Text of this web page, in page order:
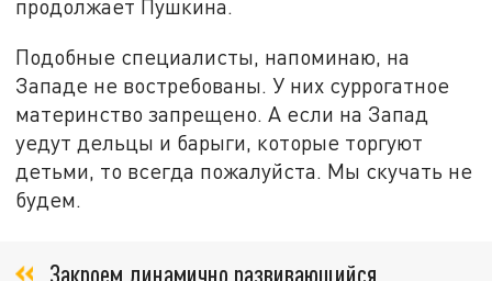
продолжает Пушкина.
Подобные специалисты, напоминаю, на
Западе не востребованы. У них суррогатное
материнство запрещено. А если на Запад
уедут дельцы и барыги, которые торгуют
детьми, то всегда пожалуйста. Мы скучать не
будем.
Закроем динамично развивающийся